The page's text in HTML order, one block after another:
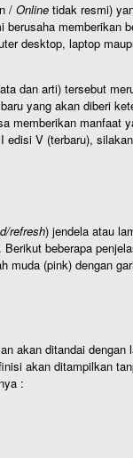
/ Online tidak resmi)
berusaha memberikan
desktop, laptop
dan arti) tersebut
yang akan diberi
memberikan
V (terbaru),
refresh) jendela atau
beberapa
(pink) dengan
akan ditandai dengan
akan ditampilkan
: